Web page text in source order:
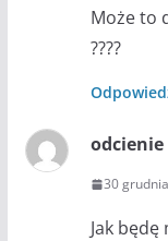
Może to
????
30
Jak będę